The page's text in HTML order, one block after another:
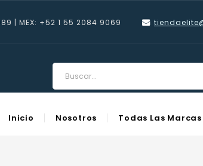
| MEX: +52 1 55 2084 9069
Inicio Nosotros Todas Las Marcas